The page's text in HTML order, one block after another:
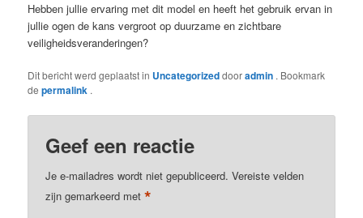
Hebben jullie ervaring met dit model en heeft het gebruik ervan in
jullie ogen de kans vergroot op duurzame en zichtbare
veiligheidsveranderingen?
Dit bericht werd geplaatst in Uncategorizeddooradmin . Bookmark
depermalink .
Geef een reactie
Je e-mailadres wordt niet gepubliceerd. Vereiste velden
zijn gemarkeerd met*